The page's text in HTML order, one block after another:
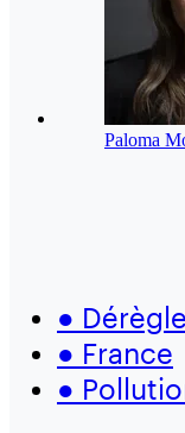
Paloma
●
● France
●